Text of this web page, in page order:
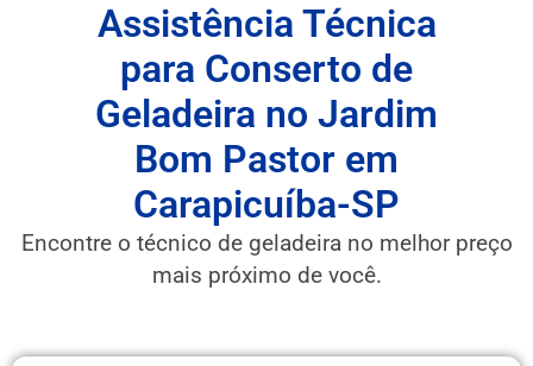
Assistência Técnica
para Conserto de
Geladeira no Jardim
Bom Pastor em
Carapicuíba-SP
Encontre o técnico de geladeira no melhor preço
mais próximo de você.